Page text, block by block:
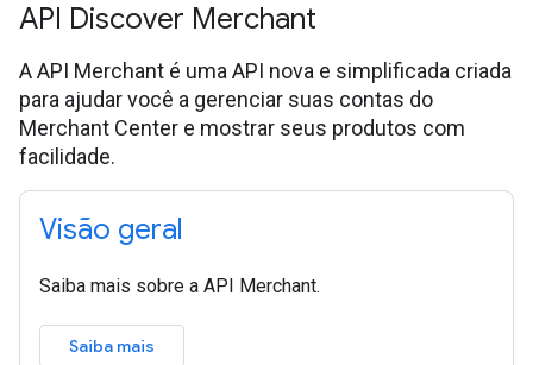
API Discover Merchant
A API Merchant é uma API nova e simplificada criada
para ajudar você a gerenciar suas contas do
Merchant Center e mostrar seus produtos com
facilidade.
Visão geral
Saiba mais sobre a API Merchant.
Saiba mais